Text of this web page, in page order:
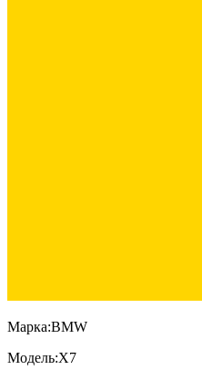
Марка:BMW
Модель:X7